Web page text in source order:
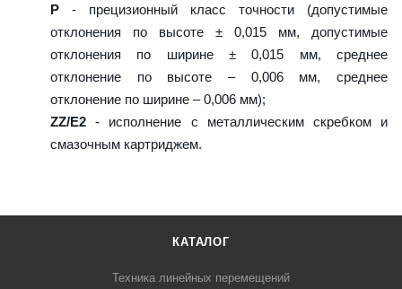
P - прецизионный класс точности (допустимые
отклонения по высоте ± 0,015 мм, допустимые
отклонения по ширине ± 0,015 мм, среднее
отклонение по высоте – 0,006 мм, среднее
отклонение по ширине – 0,006 мм);
ZZ/E2 - исполнение с металлическим скребком и
смазочным картриджем.
КАТАЛОГ
Техника линейных перемещений